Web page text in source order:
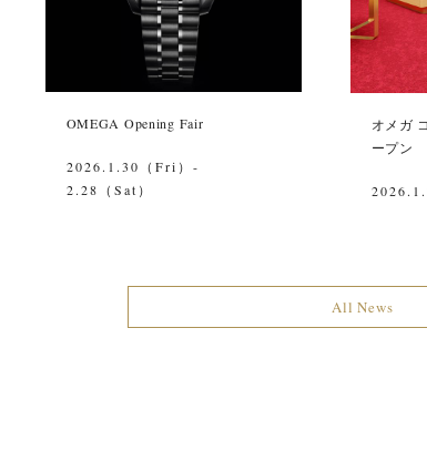
OMEGA Opening Fair
2026.1.30（Fri）-
2.28（Sat）
オメガ
ープン
All News